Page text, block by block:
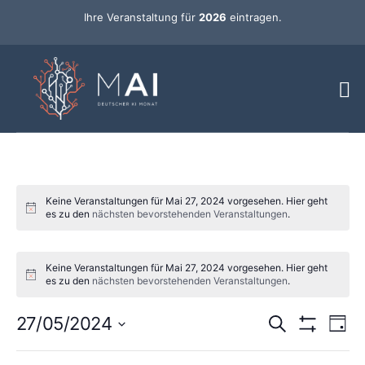
Ihre Veranstaltung für 2026 eintragen.
Keine Veranstaltungen für Mai 27, 2024 vorgesehen. Hier geht
es zu den nächsten bevorstehenden Veranstaltungen.
Keine Veranstaltungen für Mai 27, 2024 vorgesehen. Hier geht
es zu den nächsten bevorstehenden Veranstaltungen.
Such-
Suche Tag
27/05/2024